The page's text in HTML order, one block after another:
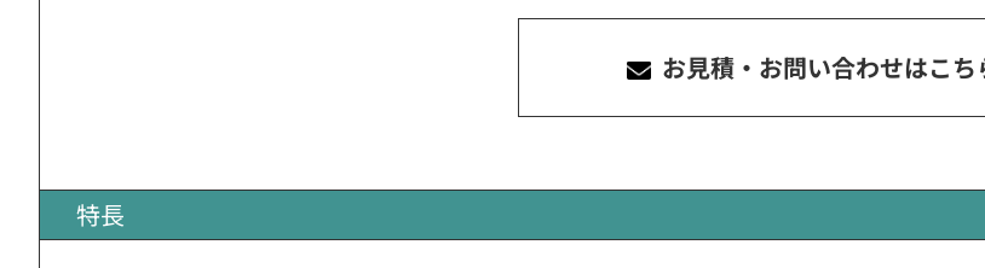
お見積・お問い合わせはこち
特長